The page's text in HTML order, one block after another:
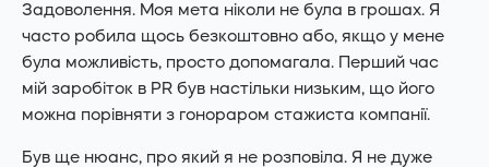
Задоволення. Моя мета ніколи не була в грошах. Я
часто робила щось безкоштовно або, якщо у мене
була можливість, просто допомагала. Перший час
мій заробіток в PR був настільки низьким, що його
можна порівняти з гонораром стажиста компанії.
Був ще нюанс, про який я не розповіла. Я не дуже